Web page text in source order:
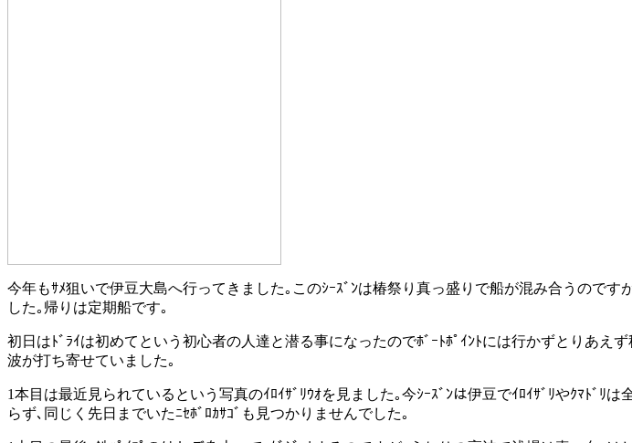
今年もｻﾒ狙いで伊豆大島へ行ってきました｡このｼｰｽﾞﾝは椿祭り真っ盛りで船が混み合うので
した｡帰りは定期船です｡
初日はﾄﾞﾗｲは初めてという初心者の人達と潜る事になったのでﾎﾞｰﾄﾎﾟｲﾝﾄには行かずとりあ
波が打ち寄せていました｡
1本目は最近見られているという写真のｲﾛｲｻﾞﾘｳｵを見ました｡今ｼｰｽﾞﾝは伊豆でｲﾛｲｻﾞﾘやｸﾏﾄﾞﾘ
らず､同じく先日までいたﾆｾﾎﾞﾛｶｻｺﾞも見つかりませんでした｡